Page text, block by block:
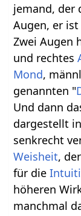
jemand, der
Augen, er
Zwei Augen
und rechtes
Mond,
genannten "
Und dann
dargestellt
senkrecht
Weisheit,
für die
höheren
manchmal